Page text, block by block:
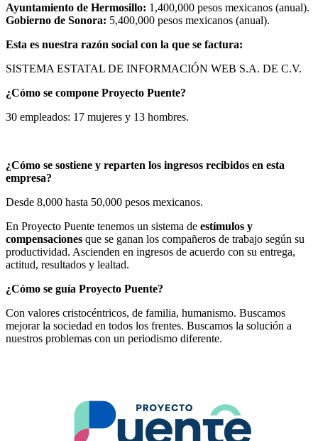
Ayuntamiento de Hermosillo: 1,400,000 pesos mexicanos (anual).
Gobierno de Sonora: 5,400,000 pesos mexicanos (anual).
Esta es nuestra razón social con la que se factura:
SISTEMA ESTATAL DE INFORMACIÓN WEB S.A. DE C.V.
¿Cómo se compone Proyecto Puente?
30 empleados: 17 mujeres y 13 hombres.
¿Cómo se sostiene y reparten los ingresos recibidos en esta
empresa?
Desde 8,000 hasta 50,000 pesos mexicanos.
En Proyecto Puente tenemos un sistema de estímulos y
compensaciones que se ganan los compañeros de trabajo según su
productividad. Ascienden en ingresos de acuerdo con su entrega,
actitud, resultados y lealtad.
¿Cómo se guía Proyecto Puente?
Con valores cristocéntricos, de familia, humanismo. Buscamos
mejorar la sociedad en todos los frentes. Buscamos la solución a
nuestros problemas con un periodismo diferente.